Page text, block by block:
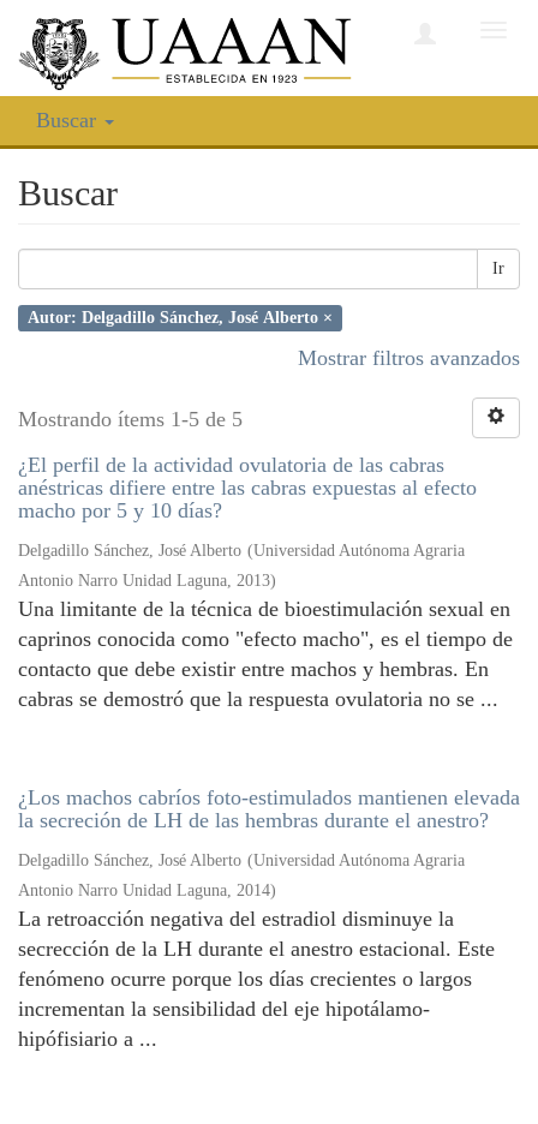
Buscar
Buscar
Ir
Autor: Delgadillo Sánchez, José Alberto ×
Mostrar filtros avanzados
Mostrando ítems 1-5 de 5
¿El perfil de la actividad ovulatoria de las cabras
anéstricas difiere entre las cabras expuestas al efecto
macho por 5 y 10 días?
Delgadillo Sánchez, José Alberto (Universidad Autónoma Agraria
Antonio Narro Unidad Laguna, 2013)
Una limitante de la técnica de bioestimulación sexual en
caprinos conocida como "efecto macho", es el tiempo de
contacto que debe existir entre machos y hembras. En
cabras se demostró que la respuesta ovulatoria no se ...
¿Los machos cabríos foto-estimulados mantienen elevada
la secreción de LH de las hembras durante el anestro?
Delgadillo Sánchez, José Alberto (Universidad Autónoma Agraria
Antonio Narro Unidad Laguna, 2014)
La retroacción negativa del estradiol disminuye la
secrección de la LH durante el anestro estacional. Este
fenómeno ocurre porque los días crecientes o largos
incrementan la sensibilidad del eje hipotálamo-
hipófisiario a ...